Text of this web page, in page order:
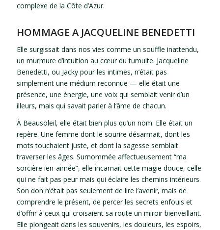
complexe de la Côte d’Azur.
HOMMAGE A JACQUELINE BENEDETTI
Elle surgissait dans nos vies comme un souffle inattendu,
un murmure d’intuition au cœur du tumulte. Jacqueline
Benedetti, ou Jacky pour les intimes, n’était pas
simplement une médium reconnue — elle était une
présence, une énergie, une voix qui semblait venir d’un
illeurs, mais qui savait parler à l’âme de chacun.
À Beausoleil, elle était bien plus qu’un nom. Elle était un
repère. Une femme dont le sourire désarmait, dont les
mots touchaient juste, et dont la sagesse semblait
traverser les âges. Surnommée affectueusement “ma
sorcière ien-aimée”, elle incarnait cette magie douce, celle
qui ne fait pas peur mais qui éclaire les chemins intérieurs.
Son don n’était pas seulement de lire l’avenir, mais de
comprendre le présent, de percer les secrets enfouis et
d’offrir à ceux qui croisaient sa route un miroir bienveillant.
Elle plongeait dans les souvenirs, les douleurs, les espoirs,